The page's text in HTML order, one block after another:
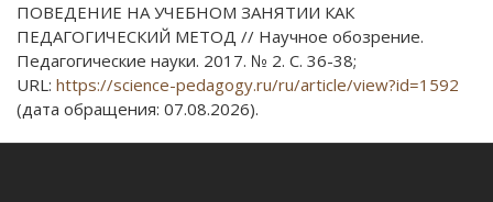
ПОВЕДЕНИЕ НА УЧЕБНОМ ЗАНЯТИИ КАК
ПЕДАГОГИЧЕСКИЙ МЕТОД // Научное обозрение.
Педагогические науки. 2017. № 2. С. 36-38;
URL: https://science-pedagogy.ru/ru/article/view?id=1592
(дата обращения: 07.08.2026).